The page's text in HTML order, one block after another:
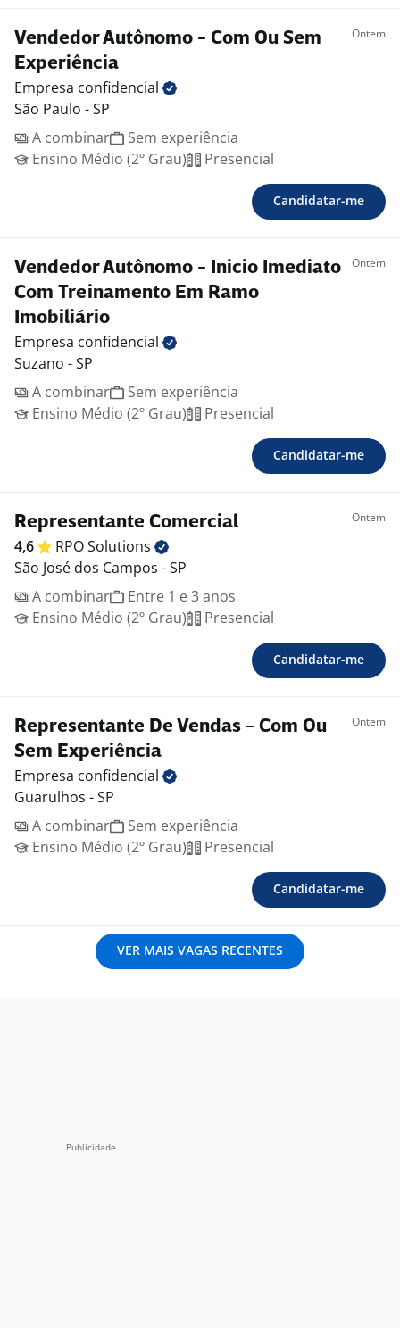
Vendedor Autônomo - Com Ou Sem
Experiência
Ontem
Empresa confidencial
São Paulo - SP
A combinar
Sem experiência
Ensino Médio (2º Grau)
Presencial
Candidatar-me
Vendedor Autônomo - Inicio Imediato
Com Treinamento Em Ramo
Imobiliário
Ontem
Empresa confidencial
Suzano - SP
A combinar
Sem experiência
Ensino Médio (2º Grau)
Presencial
Candidatar-me
Representante Comercial Ontem
4,6 RPOSolutions
São José dos Campos - SP
A combinar
Entre 1 e 3 anos
Ensino Médio (2º Grau)
Presencial
Candidatar-me
Representante De Vendas - Com Ou
Sem Experiência
Ontem
Empresa confidencial
Guarulhos - SP
A combinar
Sem experiência
Ensino Médio (2º Grau)
Presencial
Candidatar-me
VER MAIS VAGAS RECENTES